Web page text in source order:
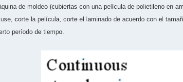
de moldeo (cubiertas con una película de polietileno en
corte la película, corte el laminado de acuerdo con el
período de tiempo.